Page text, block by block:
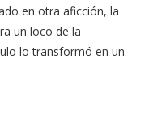
en otra aficción, la
un loco de la
lo transformó en un